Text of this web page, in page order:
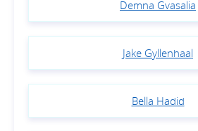
Demna Gvasalia
Jake Gyllenhaal
Bella Hadid